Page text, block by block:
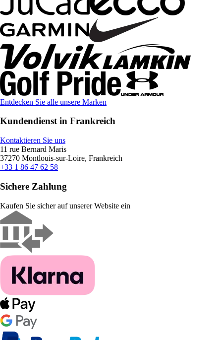
Entdecken Sie alle unsere Marken
Kundendienst in Frankreich
Kontaktieren Sie uns
11 rue Bernard Maris
37270 Montlouis-sur-Loire, Frankreich
+33 1 86 47 62 58
Sichere Zahlung
Kaufen Sie sicher auf unserer Website ein